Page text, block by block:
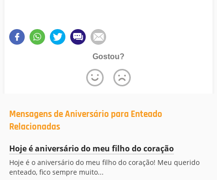
Gostou?
Mensagens de Aniversário para Enteado
Relacionadas
Hoje é aniversário do meu filho do coração
Hoje é o aniversário do meu filho do coração! Meu querido
enteado, fico sempre muito...